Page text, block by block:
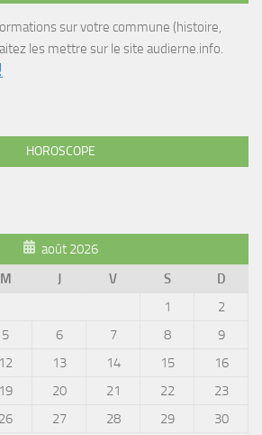
sur votre commune (histoire,
les mettre sur le site audierne.info.
HOROSCOPE
août 2026
M J V S
D
1
2
5 6 7 8
9
12 13 14 15
16
19 20 21 22
23
26 27 28 29 30